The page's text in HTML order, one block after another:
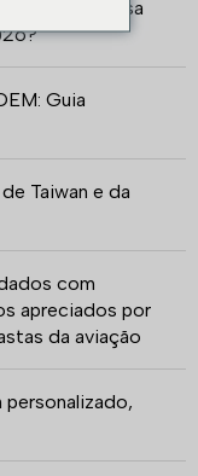
vs. empresa
Guia
Taiwan e da
com
apreciados por
da aviação
personalizado,